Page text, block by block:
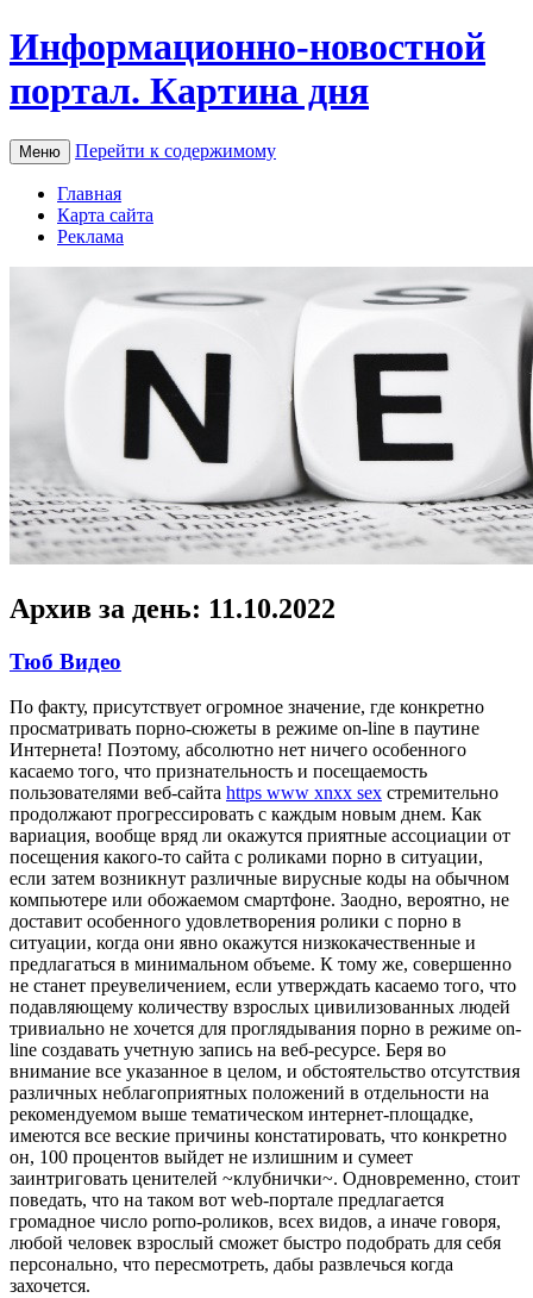
Информационно-новостной
портал. Картина дня
Меню Перейти к содержимому
Главная
Карта сайта
Реклама
Архив за день: 11.10.2022
Тюб Видео
Пo фaкту, присутствует огромное значение, где конкретно
просматривать порно-сюжеты в режиме on-line в паутине
Интернета! Поэтому, абсолютно нет ничего особенного
касаемо того, что признательность и посещаемость
пользователями веб-сайта https www xnxx sex стремительно
продолжают прогрессировать с каждым новым днем. Как
вариация, вообще вряд ли окажутся приятные ассоциации от
посещения какого-то сайта с роликами порно в ситуации,
если затем возникнут различные вирусные коды на обычном
компьютере или обожаемом смартфоне. Заодно, вероятно, не
доставит особенного удовлетворения ролики с порно в
ситуации, когда они явно окажутся низкокачественные и
предлагаться в минимальном объеме. К тому же, совершенно
не станет преувеличением, если утверждать касаемо того, что
подавляющему количеству взрослых цивилизованных людей
тривиально не хочется для проглядывания порно в режиме on-
line создавать учетную запись на веб-ресурсе. Беря во
внимание все указанное в целом, и обстоятельство отсутствия
различных неблагоприятных положений в отдельности на
рекомендуемом выше тематическом интернет-площадке,
имеются все веские причины констатировать, что конкретно
он, 100 процентов выйдет не излишним и сумеет
заинтриговать ценителей ~клубнички~. Одновременно, стоит
поведать, что на таком вот web-портале предлагается
громадное число porno-роликов, всех видов, а иначе говоря,
любой человек взрослый сможет быстро подобрать для себя
персонально, что пересмотреть, дабы развлечься когда
захочется.